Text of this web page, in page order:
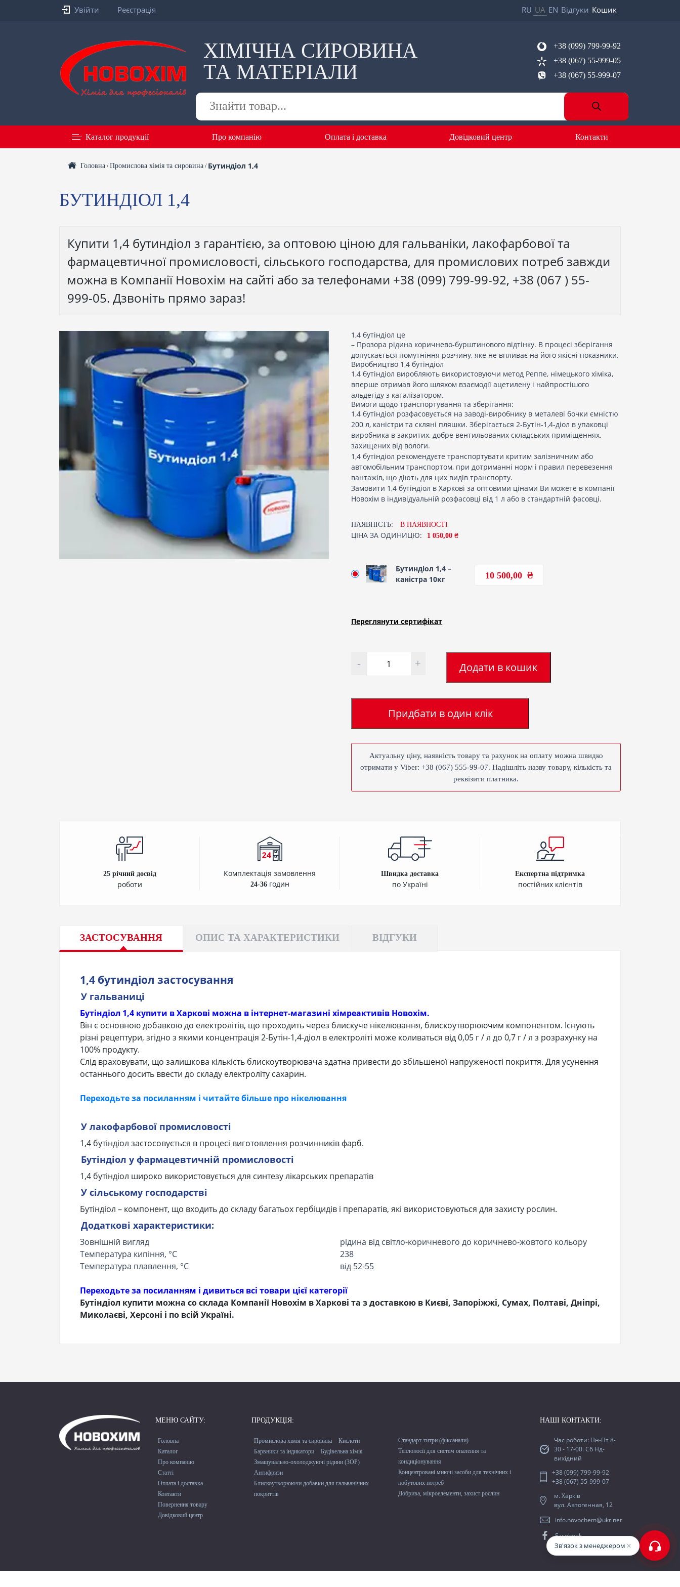
Увійти Реєстрація RU UA EN Відгуки Кошик
ХІМІЧНА СИРОВИНА
ТА МАТЕРІАЛИ
+38 (099) 799-99-92
+38 (067) 55-999-05
+38 (067) 55-999-07
товарів
Каталог продукції Про компанію Оплата i доставка Довідковий центр Контакти
Головна /Промислова хімія та сировина / Бутиндіол 1,4
БУТИНДІОЛ 1,4
Купити 1,4 бутиндіол з гарантією, за оптовою ціною для гальваніки, лакофарбової та
фармацевтичної промисловості, сільського господарства, для промислових потреб завжди
можна в Компанії Новохім на сайті або за телефонами +38 (099) 799-99-92, +38 (067 ) 55-
999-05. Дзвоніть прямо зараз!
1,4 бутіндіол це
– Прозора рідина коричнево-бурштинового відтінку. В процесі зберігання
допускається помутніння розчину, яке не впливає на його якісні показники.
Виробництво 1,4 бутіндіол
1,4 бутіндіол виробляють використовуючи метод Реппе, німецького хіміка,
вперше отримав його шляхом взаємодії ацетилену і найпростішого
альдегіду з каталізатором.
Вимоги щодо транспортування та зберігання:
1,4 бутіндіол розфасовується на заводі-виробнику в металеві бочки ємністю
200 л, каністри та скляні пляшки. Зберігається 2-Бутін-1,4-діол в упаковці
виробника в закритих, добре вентильованих складських приміщеннях,
захищених від вологи.
1,4 бутіндіол рекомендуєте транспортувати критим залізничним або
автомобільним транспортом, при дотриманні норм і правил перевезення
вантажів, що діють для цих видів транспорту.
Замовити 1,4 бутіндіол в Харкові за оптовими цінами Ви можете в компанії
Новохім в індивідуальній розфасовці від 1 л або в стандартній фасовці.
Бутиндіол 1,4 –
каністра 10кг
10 500,00
НАЯВНІСТЬ: В НАЯВНОСТI
ЦІНА ЗА ОДИНИЦЮ: 1 050,00 ₴
Переглянути сертифiкат
Додати в кошик
Придбати в один клік
Актуальну ціну, наявність товару та рахунок на оплату можна швидко
отримати у Viber: +38 (067) 555-99-07. Надішліть назву товару, кількість та
реквізити платника.
25 річний досвід
роботи
Комплектація замовлення
24-36годин
Швидка доставка
по Україні
Експертна підтримка
постійних клієнтів
ЗАСТОСУВАННЯ ОПИС ТА ХАРАКТЕРИСТИКИ ВІДГУКИ
1,4 бутиндіол застосування
У гальваниці
Бутіндіол 1,4 купити в Харкові можна в інтернет-магазині хімреактивів Новохім.
Він є основною добавкою до електролітів, що проходить через блискуче нікелювання, блискоутворюючим компонентом. Існують
різні рецептури, згідно з якими концентрація 2-Бутін-1,4-діол в електроліті може коливаться від 0,05 г / л до 0,7 г / л з розрахунку на
100% продукту.
Слід враховувати, що залишкова кількість блискоутворювача здатна привести до збільшеної напруженості покриття. Для усунення
останнього досить ввести до складу електроліту сахарин.
Переходьте за посиланням і читайте більше про нікелювання
У лакофарбової промисловості
1,4 бутіндіол застосовується в процесі виготовлення розчинників фарб.
Бутіндіол у фармацевтичній промисловості
1,4 бутіндіол широко використовується для синтезу лікарських препаратів
У сільському господарстві
Бутіндіол – компонент, що входить до складу багатьох гербіцидів і препаратів, які використовуються для захисту рослин.
Додаткові характеристики:
Зовнішній вигляд
рідина від світло-коричневого до коричнево-жовтого кольору
Температура кипіння, °С
238
Температура плавлення, °С
від 52-55
Переходьте за посиланням і дивиться всі товари цієї категорії
Бутіндіол купити можна со склада Компанії Новохім в Харкові та з доставкою в Києві, Запоріжжі, Сумах, Полтаві, Дніпрі,
Миколаєві, Херсоні і по всій Україні.
МЕНЮ САЙТУ:
Головна
Каталог
Про компанію
Cтатті
Оплата і доставка
Контакти
Повернення товару
Довідковий центр
ПРОДУКЦІЯ:
Промислова хімія та сировина
Кислоти
Барвники та індикатори
Будівельна хімія
Змащувально-охолоджуючі рідини (ЗОР)
Антифризи
Блискоутворюючи добавки для гальванічних
покриттів
Стандарт-титри (фіксанали)
Теплоносії для систем опалення та
кондиціонування
Концентровані миючі засоби для технічних і
побутових потреб
Добрива, мікроелементи, захист рослин
НАШІ КОНТАКТИ:
Час роботи: Пн-Пт 8-
30 - 17-00. Сб Нд-
вихідний
+38 (099) 799-99-92
+38 (067) 55-999-07
м. Харків
вул. Автогенная, 12
info.novochem@ukr.net
Facebook
Зв'язок з менеджером ×